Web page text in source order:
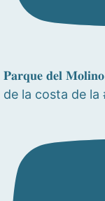
𝐏𝐚𝐫𝐪𝐮𝐞 𝐝𝐞𝐥
de la costa de